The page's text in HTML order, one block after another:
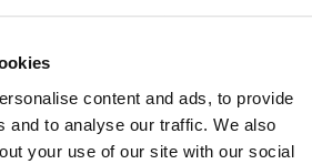
content and ads, to provide
and to analyse our traffic. We also
your use of our site with our social
wit
Standaard uitvoering
9.4 cm